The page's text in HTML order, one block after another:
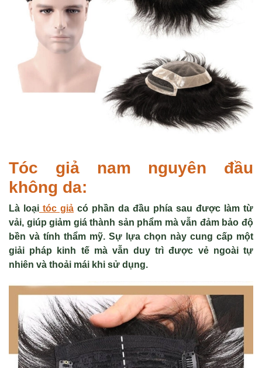
Tóc giả nam nguyên đầu
không da:
Là loại tóc giả có phần da đầu phía sau được làm từ
vải, giúp giảm giá thành sản phẩm mà vẫn đảm bảo độ
bền và tính thẩm mỹ. Sự lựa chọn này cung cấp một
giải pháp kinh tế mà vẫn duy trì được vẻ ngoài tự
nhiên và thoải mái khi sử dụng.